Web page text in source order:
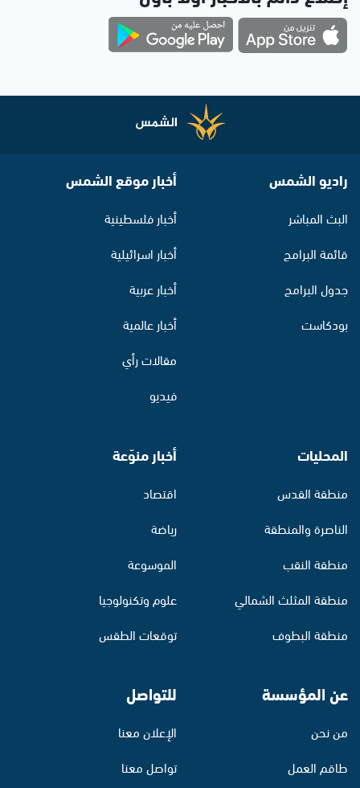
راديو الشمس
البث المباشر
قائمة البرامج
جدول البرامج
بودكاست
أخبار موقع الشمس
أخبار فلسطينية
أخبار اسرائيلية
أخبار عربية
أخبار عالمية
مقالات رأي
فيديو
المحليات
منطقة القدس
الناصرة والمنطقة
منطقة النقب
منطقة المثلث الشمالي
منطقة البطوف
أخبار منوّعة
اقتصاد
رياضة
الموسوعة
علوم وتكنولوجيا
توقعات الطقس
عن المؤسسة
من نحن
طاقم العمل
للتواصل
الإعلان معنا
تواصل معنا